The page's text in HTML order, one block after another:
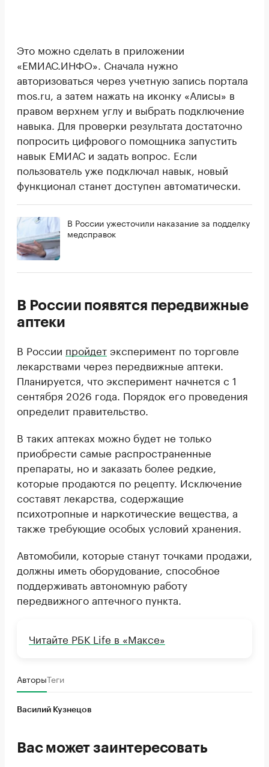
Это можно сделать в приложении
«ЕМИАС.ИНФО». Сначала нужно
авторизоваться через учетную запись портала
mos.ru, а затем нажать на иконку «Алисы» в
правом верхнем углу и выбрать подключение
навыка. Для проверки результата достаточно
попросить цифрового помощника запустить
навык ЕМИАС и задать вопрос. Если
пользователь уже подключал навык, новый
функционал станет доступен автоматически.
В России ужесточили наказание за подделку
медсправок
В России появятся передвижные
аптеки
В России пройдетэксперимент по торговле
лекарствами через передвижные аптеки.
Планируется, что эксперимент начнется с 1
сентября 2026 года. Порядок его проведения
определит правительство.
В таких аптеках можно будет не только
приобрести самые распространенные
препараты, но и заказать более редкие,
которые продаются по рецепту. Исключение
составят лекарства, содержащие
психотропные и наркотические вещества, а
также требующие особых условий хранения.
Автомобили, которые станут точками продажи,
должны иметь оборудование, способное
поддерживать автономную работу
передвижного аптечного пункта.
Читайте РБК Life в «Максе»
АвторыТеги
Василий Кузнецов
Вас может заинтересовать